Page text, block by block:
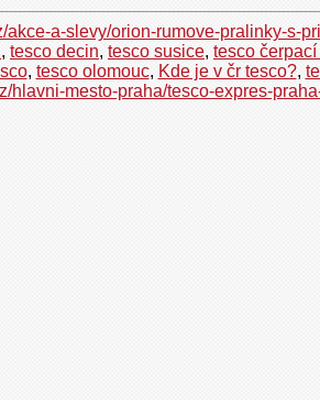
akce-a-slevy/orion-rumove-pralinky-s-
, tesco decin, tesco susice, tesco
, tesco olomouc, Kde je v čr tesco?,
hlavni-mesto-praha/tesco-expres-